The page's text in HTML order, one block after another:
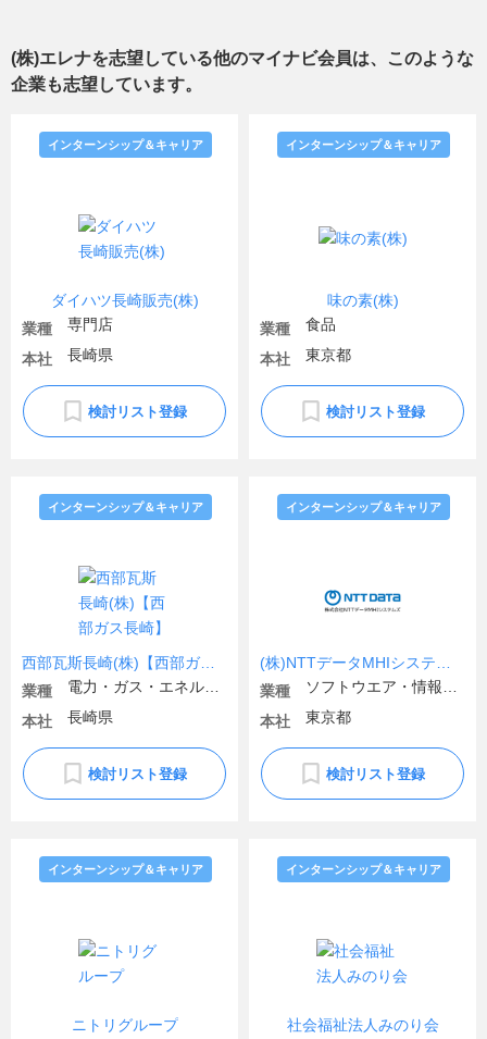
(株)エレナを志望している他のマイナビ会員は、このような
企業も志望しています。
ダイハツ長崎販売(株)
インターンシップ＆キャリア
業種
専門店
本社
長崎県
検討リスト登録
味の素(株)
インターンシップ＆キャリア
業種
食品
本社
東京都
検討リスト登録
西部瓦斯長崎(株)【西部ガス長崎】
インターンシップ＆キャリア
業種
本社
長崎県
検討リスト登録
インターンシップ＆キャリア
業種
本社
東京都
検討リスト登録
ニトリグループ
インターンシップ＆キャリア
社会福祉法人みのり会
インターンシップ＆キャリア